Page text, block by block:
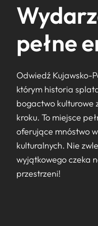
Kategoria
pełne
Odwiedź Kujawsko-
którym historia
bogactwo kulturowe
kroku. To miejsce
oferujące mnóstwo
kulturalnych. Nie
wyjątkowego czeka
przestrzeni!